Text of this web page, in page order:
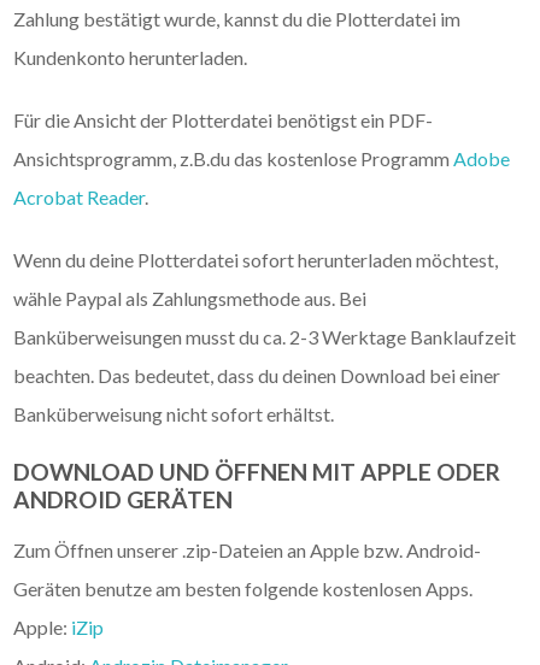
Zahlung bestätigt wurde, kannst du die Plotterdatei im
Kundenkonto herunterladen.
Für die Ansicht der Plotterdatei benötigst ein PDF-
Ansichtsprogramm, z.B.du das kostenlose ProgrammAdobe
Acrobat Reader.
Wenn du deine Plotterdatei sofort herunterladen möchtest,
wähle Paypal als Zahlungsmethode aus. Bei
Banküberweisungen musst du ca. 2-3 Werktage Banklaufzeit
beachten. Das bedeutet, dass du deinen Download bei einer
Banküberweisung nicht sofort erhältst.
DOWNLOAD UND ÖFFNEN MIT APPLE ODER
ANDROID GERÄTEN
Zum Öffnen unserer .zip-Dateien an Apple bzw. Android-
Geräten benutze am besten folgende kostenlosen Apps.
Apple: iZip